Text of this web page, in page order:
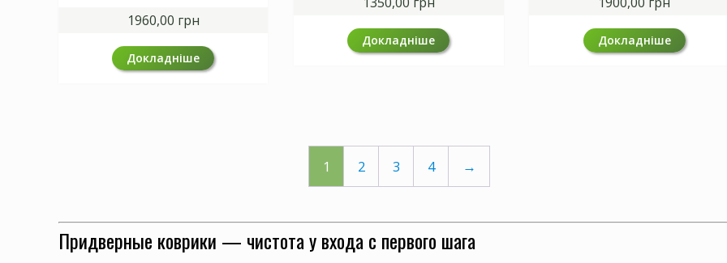
1960,00 грн
Докладніше
Докладніше Докладніше
1 2 3 4 →
Придверные коврики — чистота у входа с первого шага